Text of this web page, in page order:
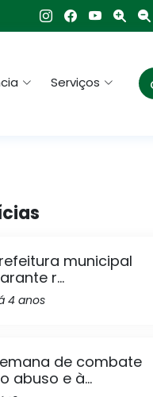
Serviços
municipal
r...
4 anos
de combate
abuso e à...